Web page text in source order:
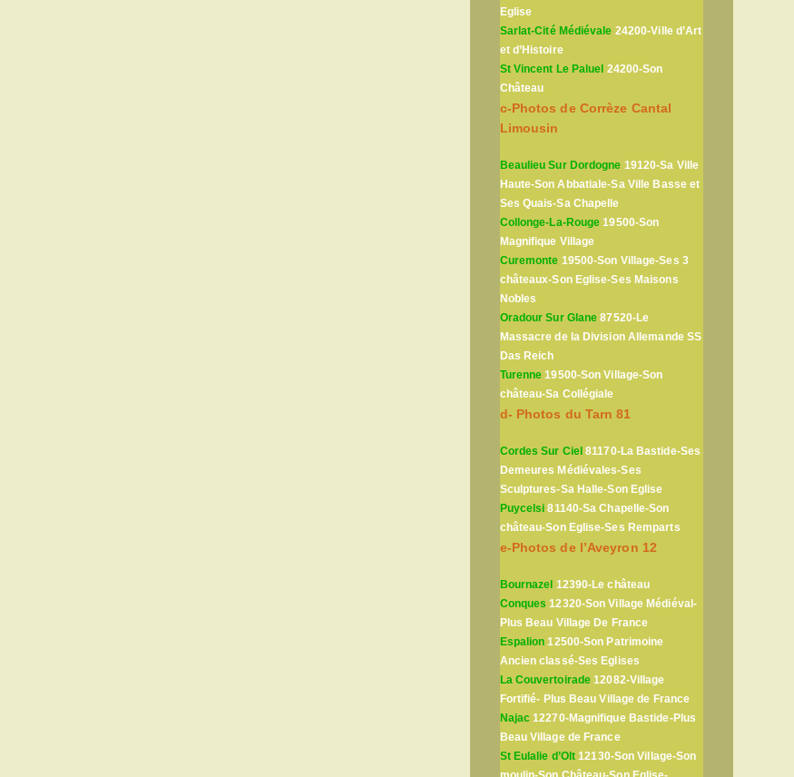
Eglise
Sarlat-Cité Médiévale 24200-Ville d’Art
et d’Histoire
St Vincent Le Paluel 24200-Son
Château
c-Photos de Corrèze Cantal
Limousin
Beaulieu Sur Dordogne 19120-Sa Ville
Haute-Son Abbatiale-Sa Ville Basse et
Ses Quais-Sa Chapelle
Collonge-La-Rouge 19500-Son
Magnifique Village
Curemonte 19500-Son Village-Ses 3
châteaux-Son Eglise-Ses Maisons
Nobles
Oradour Sur Glane 87520-Le
Massacre de la Division Allemande SS
Das Reich
Turenne 19500-Son Village-Son
château-Sa Collégiale
d- Photos du Tarn 81
Cordes Sur Ciel 81170-La Bastide-Ses
Demeures Médiévales-Ses
Sculptures-Sa Halle-Son Eglise
Puycelsi 81140-Sa Chapelle-Son
château-Son Eglise-Ses Remparts
e-Photos de l’Aveyron 12
Bournazel 12390-Le château
Conques 12320-Son Village Médiéval-
Plus Beau Village De France
Espalion 12500-Son Patrimoine
Ancien classé-Ses Eglises
La Couvertoirade 12082-Village
Fortifié- Plus Beau Village de France
Najac 12270-Magnifique Bastide-Plus
Beau Village de France
St Eulalie d’Olt 12130-Son Village-Son